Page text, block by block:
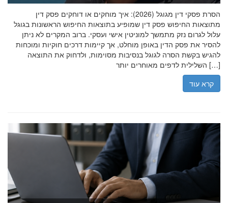
הסרת פסקי דין מגוגל (2026): איך מוחקים או דוחקים פסק דין
מתוצאות החיפוש פסק דין שמופיע בתוצאות החיפוש הראשונות בגוגל
עלול לגרום נזק מתמשך למוניטין אישי ועסקי. ברוב המקרים לא ניתן
להסיר את פסק הדין באופן מוחלט, אך קיימות דרכים חוקיות ומוכחות
להגיש בקשת הסרה לגוגל בנסיבות מסוימות, ולדחוק את התוצאה
השלילית לדפים מאוחרים יותר […]
קרא עוד